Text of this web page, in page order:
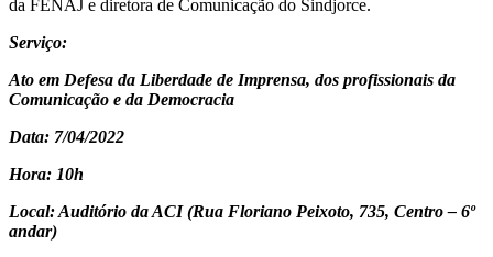
da FENAJ e diretora de Comunicação do Sindjorce.
Serviço:
Ato em Defesa da Liberdade de Imprensa, dos profissionais da
Comunicação e da Democracia
Data: 7/04/2022
Hora: 10h
Local: Auditório da ACI (Rua Floriano Peixoto, 735, Centro – 6º
andar)